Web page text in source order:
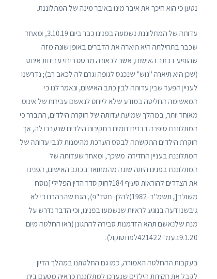
נטען כי הוא חיכך את איבר מינו באיבר מינה של המתלוננת.
עדותה של המתלוננת נשמעה בפנינו כבר ביום 3.10.19, ומאחר
שכבר בתחילתה היא תיארה את הדברים באופן שונה מזה
שהופיע בכתב האישום, אשר לכאורה מבסס ריבוי עבירות אינוס
(שכן היא תיארה "גוש" שנכנס לגופה וגרם לה לכאב רב); נדרשנו
לעניין הפער שבין עדותה לבין כתב האישום, ונאמר לנו כי
המאשימה החליטה במודע שלא לייחס לנאשם עבירות של אינוס.
מאוחר יותר, במהלך שמיעת עדותה של חוקרת הילדים, התברר כי
המתלוננת סיפרה דברים דומים בחקירות הילדים שנערכו לה, אך
חוקרת הילדים התקשתה לבסס הערכת מהימנות לגבי עדותה של
המתלוננת בעניין החדירה. משכך, ומאחר שעדותה של
המתלוננת בפנינו היתה שונה מהמתואר בכתב האישום, הפנינו
את הצדדים להוראות סעיף 184לחוק סדר הדין הפלילי ]נוסח
משולב[, תשמ"ב-1982(להלן- חסד"פ), הגם שהבהרנו כי לא
גיבשנו דעה בנוגע לראיות שנשמעו בפנינו, וכי הדבר נדרש על
מנת שלנאשם תהא הזדמנות סבירה להתגונן (ראו החלטה מיום
9.1.20בעמ'-421422לפרוטוקול).
בעקבות ההחלטה האמורה, כמו גם החלטתנו במהלך הדיון
לקבל את חקירות הילדים שנערכו למתלוננת כראיה מטעם בית